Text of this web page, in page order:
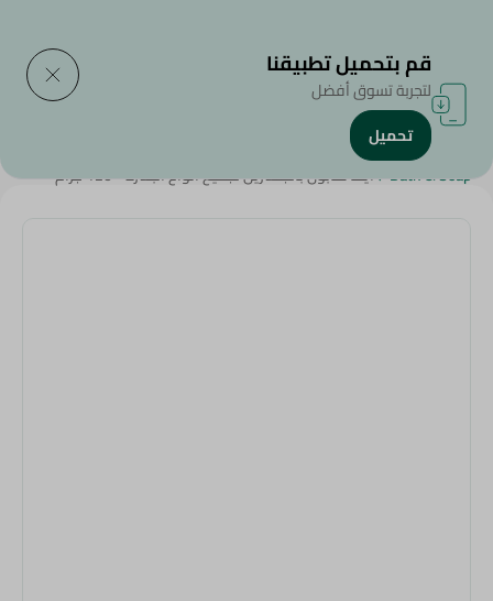
الرئيسية/الجمال والعناية الشخصية
Bath & Soap
/ايفا صابون بالجلسرين لجميع انواع البشرة - 120 جرام
قم بتحميل تطبيقنا
لتجربة تسوق أفضل
تحميل